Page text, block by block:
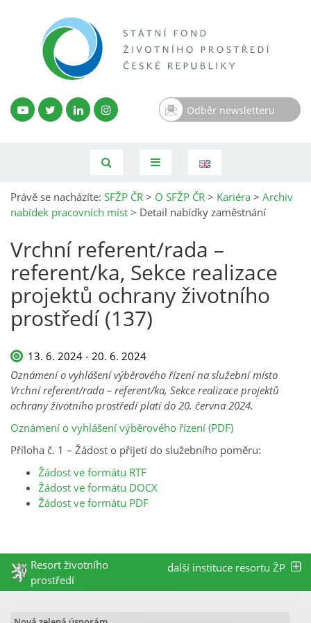
Odběr newsletteru
Právě se nacházíte: SFŽP ČR > O SFŽP ČR > Kariéra > Archiv
nabídek pracovních míst > Detail nabídky zaměstnání
Vrchní referent/rada –
referent/ka, Sekce realizace
projektů ochrany životního
prostředí (137)
13. 6. 2024 - 20. 6. 2024
Oznámení o vyhlášení výběrového řízení na služební místo
Vrchní referent/rada – referent/ka, Sekce realizace projektů
ochrany životního prostředí platí do 20. června 2024.
Oznámení o vyhlášení výběrového řízení (PDF)
Příloha č. 1 – Žádost o přijetí do služebního poměru:
Žádost ve formátu RTF
Žádost ve formátu DOCX
Žádost ve formátu PDF
Resort životního
prostředí
další instituce resortu ŽP